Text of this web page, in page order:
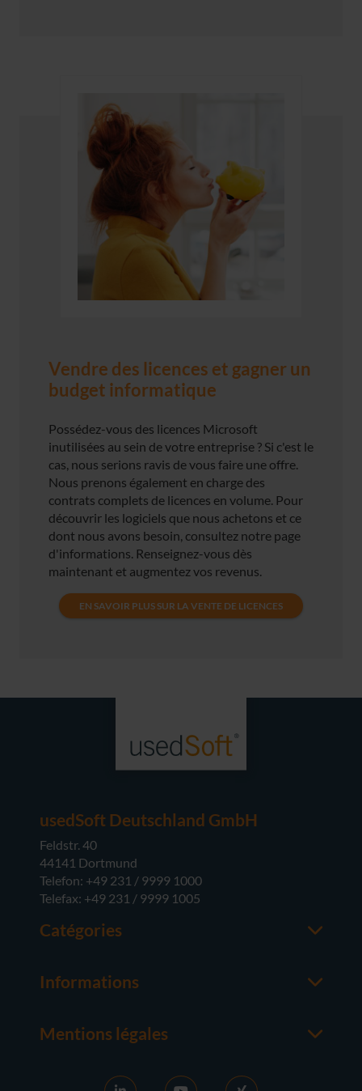
Vendre des licences et gagner un
budget informatique
Possédez-vous des licences Microsoft
inutilisées au sein de votre entreprise ? Si c'est le
cas, nous serions ravis de vous faire une offre.
Nous prenons également en charge des
contrats complets de licences en volume. Pour
découvrir les logiciels que nous achetons et ce
dont nous avons besoin, consultez notre page
d'informations. Renseignez-vous dès
maintenant et augmentez vos revenus.
EN SAVOIR PLUS SUR LA VENTE DE LICENCES
usedSoft Deutschland GmbH
Feldstr. 40
44141 Dortmund
Telefon: +49 231 / 9999 1000
Telefax: +49 231 / 9999 1005
Catégories
Serveur
Matériel
Informations
À propos de usedsoft
Bon à savoir
Mentions légales
Conditions générales